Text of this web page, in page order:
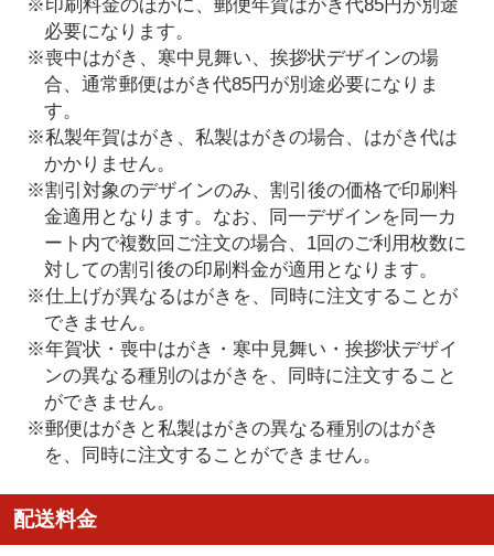
※印刷料金のほかに、郵便年賀はがき代85円が別途
必要になります。
※喪中はがき、寒中見舞い、挨拶状デザインの場
合、通常郵便はがき代85円が別途必要になりま
す。
※私製年賀はがき、私製はがきの場合、はがき代は
かかりません。
※割引対象のデザインのみ、割引後の価格で印刷料
金適用となります。なお、同一デザインを同一カ
ート内で複数回ご注文の場合、1回のご利用枚数に
対しての割引後の印刷料金が適用となります。
※仕上げが異なるはがきを、同時に注文することが
できません。
※年賀状・喪中はがき・寒中見舞い・挨拶状デザイ
ンの異なる種別のはがきを、同時に注文すること
ができません。
※郵便はがきと私製はがきの異なる種別のはがき
を、同時に注文することができません。
配送料金